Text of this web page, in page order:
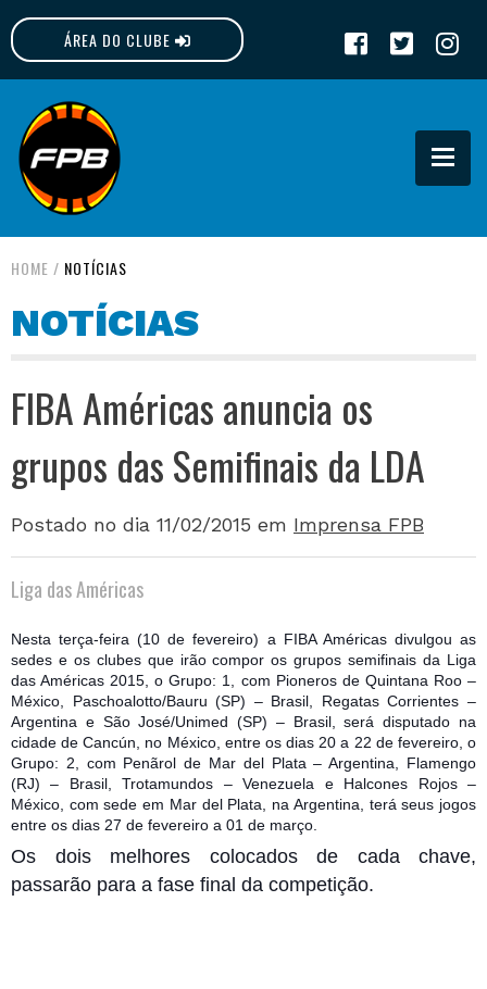
ÁREA DO CLUBE
FPB
HOME / NOTÍCIAS
NOTÍCIAS
FIBA Américas anuncia os
grupos das Semifinais da LDA
Postado no dia 11/02/2015 em Imprensa FPB
Liga das Américas
Nesta terça-feira (10 de fevereiro) a FIBA Américas divulgou as
sedes e os clubes que irão compor os grupos semifinais da Liga
das Américas 2015, o Grupo: 1, com Pioneros de Quintana Roo –
México, Paschoalotto/Bauru (SP) – Brasil, Regatas Corrientes –
Argentina e São José/Unimed (SP) – Brasil, será disputado na
cidade de Cancún, no México, entre os dias 20 a 22 de fevereiro, o
Grupo: 2, com Penãrol de Mar del Plata – Argentina, Flamengo
(RJ) – Brasil, Trotamundos – Venezuela e Halcones Rojos –
México, com sede em Mar del Plata, na Argentina, terá seus jogos
entre os dias 27 de fevereiro a 01 de março.
Os dois melhores colocados de cada chave,
passarão para a fase final da competição.